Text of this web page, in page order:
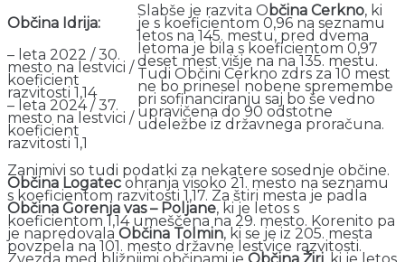
Občina Idrija:
– leta 2022 / 30.
mesto na lestvici /
koeficient
razvitosti 1,14
– leta 2024 / 37.
mesto na lestvici /
koeficient
razvitosti 1,1
Slabše je razvita Občina Cerkno, ki
je s koeficientom 0,96 na seznamu
letos na 145. mestu, pred dvema
letoma je bila s koeficientom 0,97
deset mest višje na na 135. mestu.
Tudi Občini Cerkno zdrs za 10 mest
ne bo prinesel nobene spremembe
pri sofinanciranju saj bo še vedno
upravičena do 90 odstotne
udeležbe iz državnega proračuna.
Zanimivi so tudi podatki za nekatere sosednje občine.
Občina Logatecohranja visoko 21. mesto na seznamu
s koeficientom razvitosti 1,17. Za štiri mesta je padla
Občina Gorenja vas – Poljane, ki je letos s
koeficientom 1,14 umeščena na 29. mesto. Korenito pa
je napredovala Občina Tolmin, ki se je iz 205. mesta
povzpela na 101. mesto državne lestvice razvitosti.